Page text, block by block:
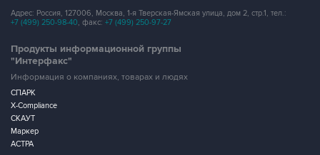
Адрес: Россия, 127006, Москва, 1-я Тверская-Ямская улица, дом 2, стр.1, тел.:
+7 (499) 250-98-40, факс: +7 (499) 250-97-27
Продукты информационной группы
"Интерфакс"
Информация о компаниях, товарах и людях
СПАРК
X-Compliance
СКАУТ
Маркер
АСТРА